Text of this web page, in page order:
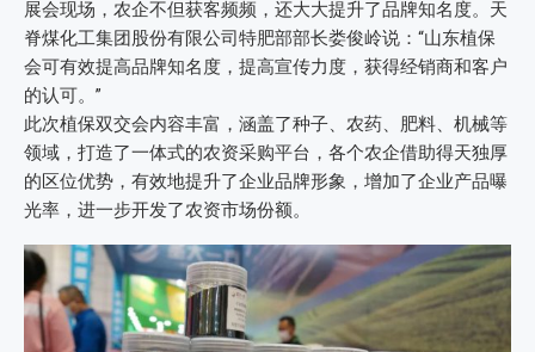
展会现场，农企不但获客频频，还大大提升了品牌知名度。天
脊煤化工集团股份有限公司特肥部部长娄俊岭说：“山东植保
会可有效提高品牌知名度，提高宣传力度，获得经销商和客户
的认可。”
此次植保双交会内容丰富，涵盖了种子、农药、肥料、机械等
领域，打造了一体式的农资采购平台，各个农企借助得天独厚
的区位优势，有效地提升了企业品牌形象，增加了企业产品曝
光率，进一步开发了农资市场份额。